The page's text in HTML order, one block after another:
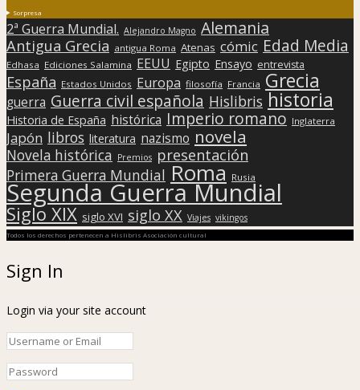
Sorpresa
2ª Guerra Mundial. Alejandro Magno Alemania
Antigua Grecia antigua Roma Atenas cómic Edad Media
Edhasa Ediciones Salamina EEUU Egipto Ensayo entrevista
España Estados Unidos Europa filosofía Francia Grecia
guerra Guerra civil española Hislibris historia
Historia de España histórica Imperio romano Inglaterra
Japón libros literatura nazismo novela
Novela histórica Premios presentación
Primera Guerra Mundial Roma Rusia
Segunda Guerra Mundial
Siglo XIX siglo XVI siglo XX Viajes vikingos
Todos los derechos pertenecen a Hislibris Asociación cultural
Sign In
Login via your site account